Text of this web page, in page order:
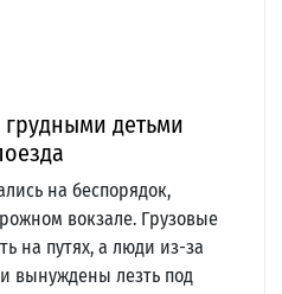
грудными детьми
на беспорядок,
вокзале. Грузовые
на путях, а люди из-за
вынуждены лезть под